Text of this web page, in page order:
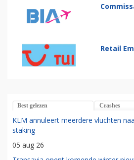
Retail
Best gelezen Crashes
KLM annuleert meerdere vluchten
staking
05 aug 26